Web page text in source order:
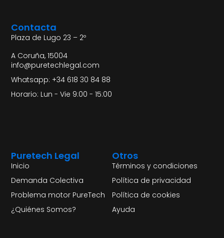
Otros
Términos y condiciones
Política de privacidad
Política de cookies
Ayuda
Puretech Legal
Inicio
Demanda Colectiva
Problema motor PureTech
¿Quiénes Somos?
Contacta
Plaza de Lugo 23 – 2º
A Coruña, 15004
info@puretechlegal.com
Whatsapp: +34 618 30 84 88
Horario: Lun - Vie 9:00 - 15:00